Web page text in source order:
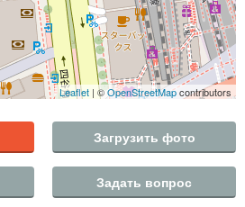
Leaflet | ©OpenStreetMapcontributors
Загрузить фото
Задать вопрос